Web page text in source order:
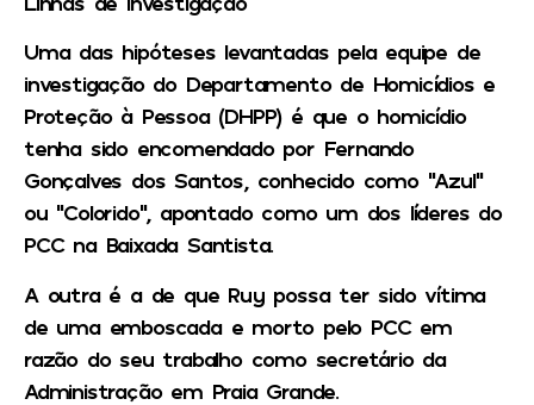
Uma das hipóteses levantadas pela equipe de
investigação do Departamento de Homicídios e
Proteção à Pessoa (DHPP) é que o homicídio
tenha sido encomendado por Fernando
Gonçalves dos Santos, conhecido como “Azul”
ou “Colorido”, apontado como um dos líderes do
PCC na Baixada Santista.
A outra é a de que Ruy possa ter sido vítima
de uma emboscada e morto pelo PCC em
razão do seu trabalho como secretário da
Administração em Praia Grande.